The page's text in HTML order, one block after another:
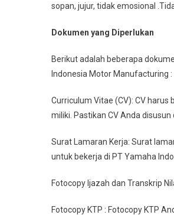
sopan, jujur, tidak emosional
Dokumen yang Diperlukan
Berikut adalah beberapa
Indonesia Motor Manufacturing :
Curriculum Vitae (CV): CV
miliki. Pastikan CV Anda
Surat Lamaran Kerja: Surat
untuk bekerja di PT Yamaha
Fotocopy Ijazah dan Transkrip
Fotocopy KTP : Fotocopy KTP